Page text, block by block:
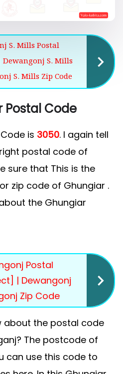
S. Mills Postal
Dewangonj S. Mills
S. Mills Zip Code
Postal Code
is 3050. I again tell
postal code of
sure that This is the
zip code of Ghungiar .
the Ghungiar
Postal
| Dewangonj
Zip Code
about the postal code
The postcode of
can use this code to